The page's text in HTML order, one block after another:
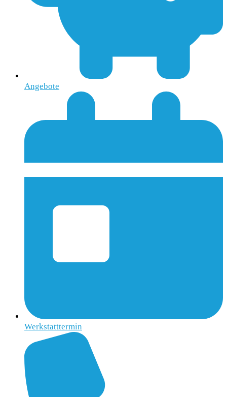
Angebote
Werkstatttermin